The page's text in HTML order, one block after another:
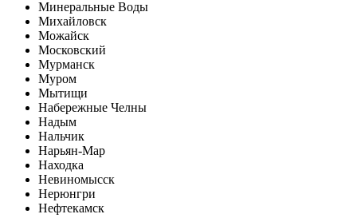
Минеральные Воды
Михайловск
Можайск
Московский
Мурманск
Муром
Мытищи
Набережные Челны
Надым
Нальчик
Нарьян-Мар
Находка
Невиномысск
Нерюнгри
Нефтекамск